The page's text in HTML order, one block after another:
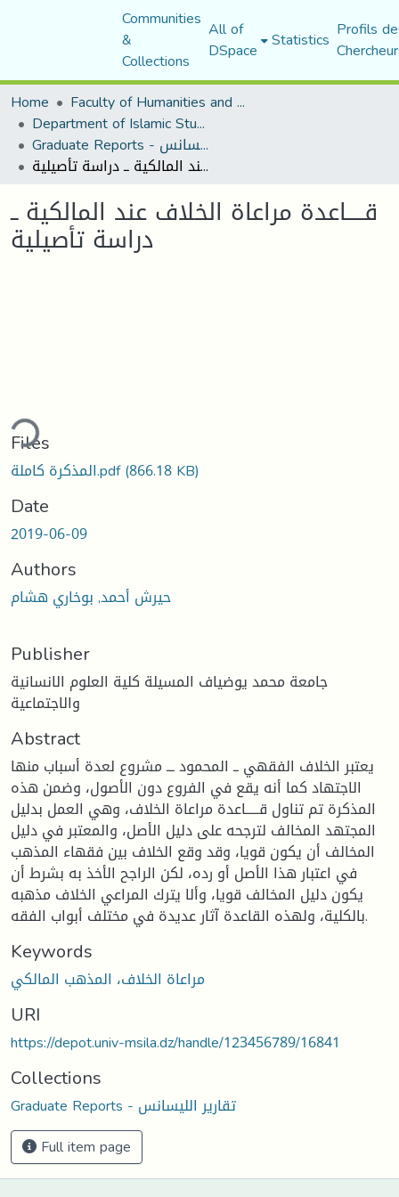
Communities
&
Collections
All of
DSpace Statistics Profils
Home
Faculty of Humanities and Social Sciences
Department of Islamic Studies
Graduate Reports - تقارير الليسانس
قـــــاعدة مراعاة الخلاف عند المالكية ــ دراسة تأصيلية
قـــــاعدة مراعاة الخلاف عند المالكية ــ
دراسة تأصيلية
Files
المذكرة كاملة.pdf(866.18 KB)
Date
2019-06-09
Authors
حيرش أحمد, بوخاري هشام
Publisher
جامعة محمد يوضياف المسيلة كلية العلوم الانسانية
والاجتماعية
Abstract
يعتبر الخلاف الفقهي ــ المحمود ـــ مشروع لعدة أسباب منها
الاجتهاد كما أنه يقع في الفروع دون الأصول، وضمن هذه
المذكرة تم تناول قـــــاعدة مراعاة الخلاف، وهي العمل بدليل
المجتهد المخالف لترجحه على دليل الأصل، والمعتبر في دليل
المخالف أن يكون قويا، وقد وقع الخلاف بين فقهاء المذهب
في اعتبار هذا الأصل أو رده، لكن الراجح الأخذ به بشرط أن
يكون دليل المخالف قويا، وألا يترك المراعي الخلاف مذهبه
بالكلية، ولهذه القاعدة آثار عديدة في مختلف أبواب الفقه.
Keywords
مراعاة الخلاف، المذهب المالكي
URI
https://depot.univ-msila.dz/handle/123456789/16841
Collections
Graduate Reports - تقارير الليسانس
Full item page